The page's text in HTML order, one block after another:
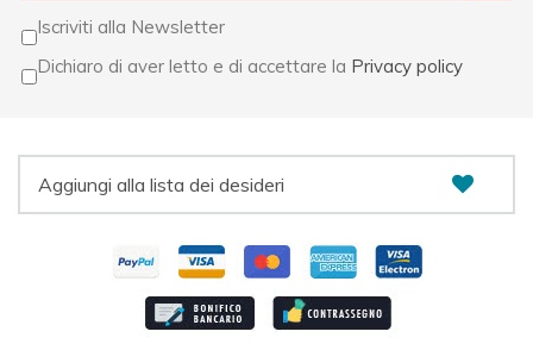
Iscriviti alla Newsletter
Dichiaro di aver letto e di accettare la Privacy policy
Aggiungi alla lista dei desideri